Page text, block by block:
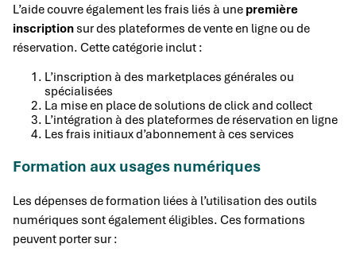
L’aide couvre également les frais liés à une première
inscription sur des plateformes de vente en ligne ou de
réservation. Cette catégorie inclut :
L’inscription à des marketplaces générales ou
spécialisées
La mise en place de solutions de click and collect
L’intégration à des plateformes de réservation en ligne
Les frais initiaux d’abonnement à ces services
Formation aux usages numériques
Les dépenses de formation liées à l’utilisation des outils
numériques sont également éligibles. Ces formations
peuvent porter sur :